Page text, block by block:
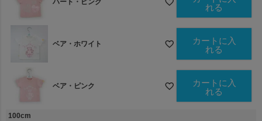
ハート・ピンク
れる
ベア・ホワイト
カートに入
れる
ベア・ピンク
カートに入
れる
100cm